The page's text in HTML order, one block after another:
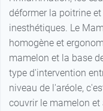
déformer la poitrine
inesthétiques. Le
homogène et
mamelon et la base
type d'intervention
niveau de l'aréole,
couvrir le mamelon